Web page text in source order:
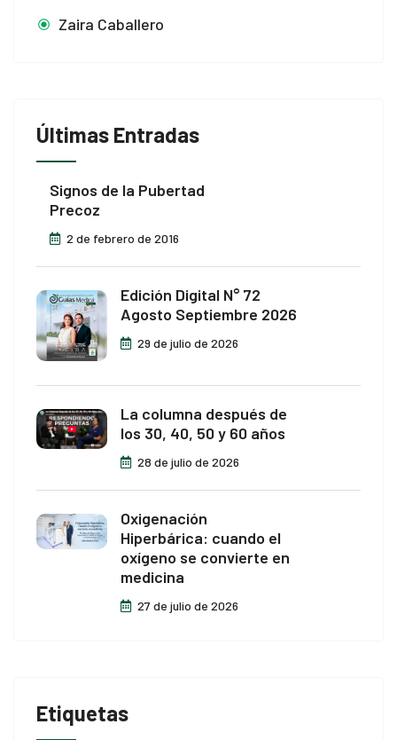
Zaira Caballero
Últimas Entradas
Signos de la Pubertad
Precoz
2 de febrero de 2016
Edición Digital N° 72
Agosto Septiembre 2026
29 de julio de 2026
La columna después de
los 30, 40, 50 y 60 años
28 de julio de 2026
Oxigenación
Hiperbárica: cuando el
oxígeno se convierte en
medicina
27 de julio de 2026
Etiquetas